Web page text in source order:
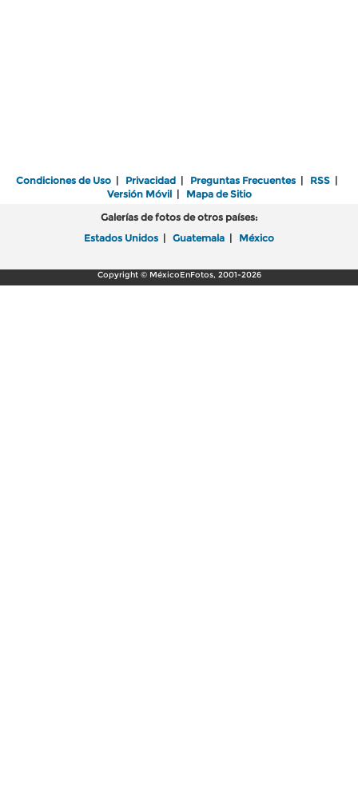
Condiciones de Uso | Privacidad | Preguntas Frecuentes | RSS |
Versión Móvil| Mapa de Sitio
Galerías de fotos de otros países:
Estados Unidos | Guatemala | México
Copyright © MéxicoEnFotos, 2001-2026